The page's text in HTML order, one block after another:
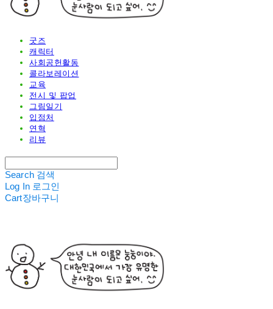
굿즈
캐릭터
사회공헌활동
콜라보레이션
교육
전시 및 팝업
그림일기
입점처
연혁
리뷰
Search 검색
Log In 로그인
Cart장바구니